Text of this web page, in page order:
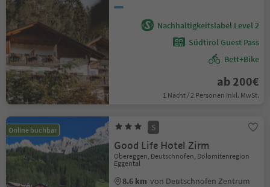
Nachhaltigkeitslabel Level 2
Südtirol Guest Pass
Bett+Bike
ab 200€
1 Nacht / 2 Personen Inkl. MwSt.
Online buchbar S
Good Life Hotel Zirm
Obereggen, Deutschnofen, Dolomitenregion
Eggental
8.6 km von Deutschnofen Zentrum